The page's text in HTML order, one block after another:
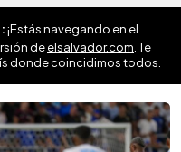
¡Estás navegando en el
deelsalvador.com . Te
donde coincidimos todos.